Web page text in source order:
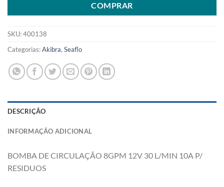
COMPRAR
SKU:400138
Categorias:Akibra, Seaflo
DESCRIÇÃO
INFORMAÇÃO ADICIONAL
BOMBA DE CIRCULAÇÃO 8GPM 12V 30 L/MIN 10A P/
RESIDUOS